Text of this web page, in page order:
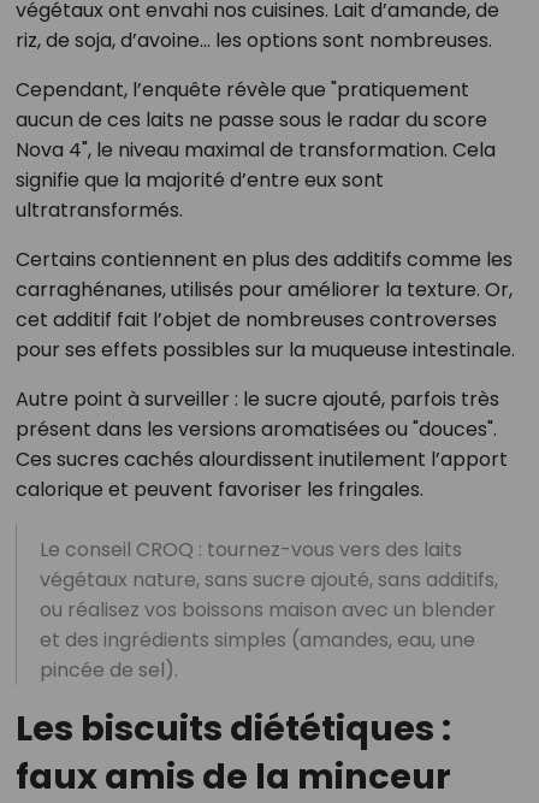
végétaux ont envahi nos cuisines. Lait d’amande, de
riz, de soja, d’avoine… les options sont nombreuses.
Cependant, l’enquête révèle que "pratiquement
aucun de ces laits ne passe sous le radar du score
Nova 4", le niveau maximal de transformation. Cela
signifie que la majorité d’entre eux sont
ultratransformés.
Certains contiennent en plus des additifs comme les
carraghénanes, utilisés pour améliorer la texture. Or,
cet additif fait l’objet de nombreuses controverses
pour ses effets possibles sur la muqueuse intestinale.
Autre point à surveiller : le sucre ajouté, parfois très
présent dans les versions aromatisées ou "douces".
Ces sucres cachés alourdissent inutilement l’apport
calorique et peuvent favoriser les fringales.
Le conseil CROQ : tournez-vous vers des laits
végétaux nature, sans sucre ajouté, sans additifs,
ou réalisez vos boissons maison avec un blender
et des ingrédients simples (amandes, eau, une
pincée de sel).
Les biscuits diététiques :
faux amis de la minceur